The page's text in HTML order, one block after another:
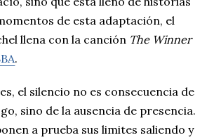
de esta adaptación, el
llena con la canción The Winner
.
el silencio no es consecuencia de
sino de la ausencia de presencia.
a prueba sus limites saliendo y